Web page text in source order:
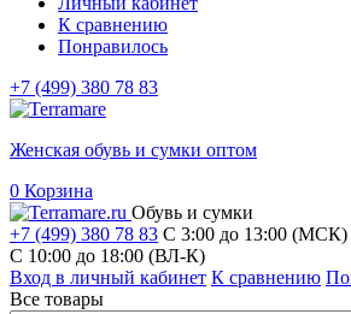
К сравнению
Понравилось
+7 (499) 380 78 83
Женская обувь и сумки оптом
0 Корзина
Обувь и сумки
+7 (499) 380 78 83 С 3:00 до 13:00 (МСК)
C 10:00 до 18:00 (ВЛ-К)
Вход в личный кабинет К сравнению
Все товары